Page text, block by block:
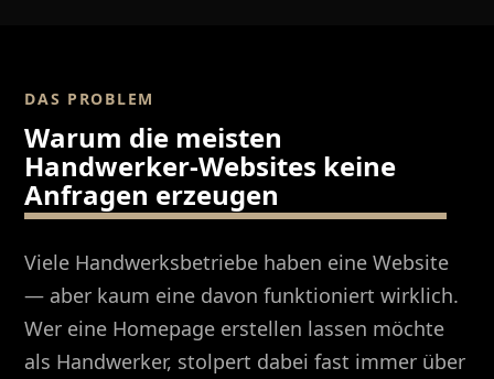
DAS PROBLEM
Warum die meisten
Handwerker-Websites keine
Anfragen erzeugen
Viele Handwerksbetriebe haben eine Website
— aber kaum eine davon funktioniert wirklich.
Wer eine Homepage erstellen lassen möchte
als Handwerker, stolpert dabei fast immer über